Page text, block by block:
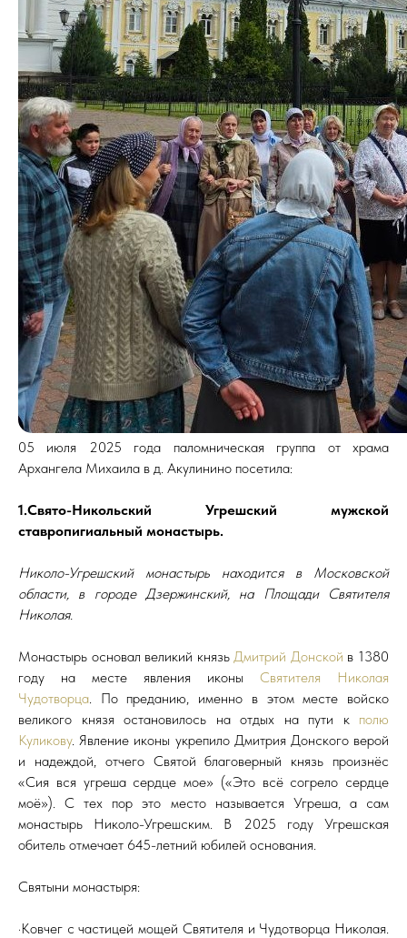
05 июля 2025 года паломническая группа от храма
Архангела Михаила в д. Акулинино посетила:
1.Свято-Никольский Угрешский мужской
ставропигиальный монастырь.
Николо-Угрешский монастырь находится в Московской
области, в городе Дзержинский, на Площади Святителя
Николая.
Монастырь основал великий князь Дмитрий Донской в 1380
году на месте явления иконы Святителя Николая
Чудотворца . По преданию, именно в этом месте войско
великого князя остановилось на отдых на пути к полю
Куликову. Явление иконы укрепило Дмитрия Донского верой
и надеждой, отчего Святой благоверный князь произнёс
«Сия вся угреша сердце мое» («Это всё согрело сердце
моё»). С тех пор это место называется Угреша, а сам
монастырь Николо-Угрешским. В 2025 году Угрешская
обитель отмечает 645-летний юбилей основания.
Святыни монастыря:
·Ковчег с частицей мощей Святителя и Чудотворца Николая.